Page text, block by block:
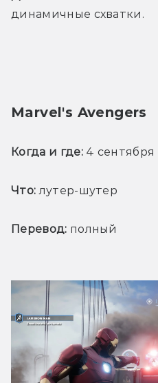
динамичные схватки.
Marvel's Avengers
Когда и где: 4 сентября
Что: лутер-шутер
Перевод: полный